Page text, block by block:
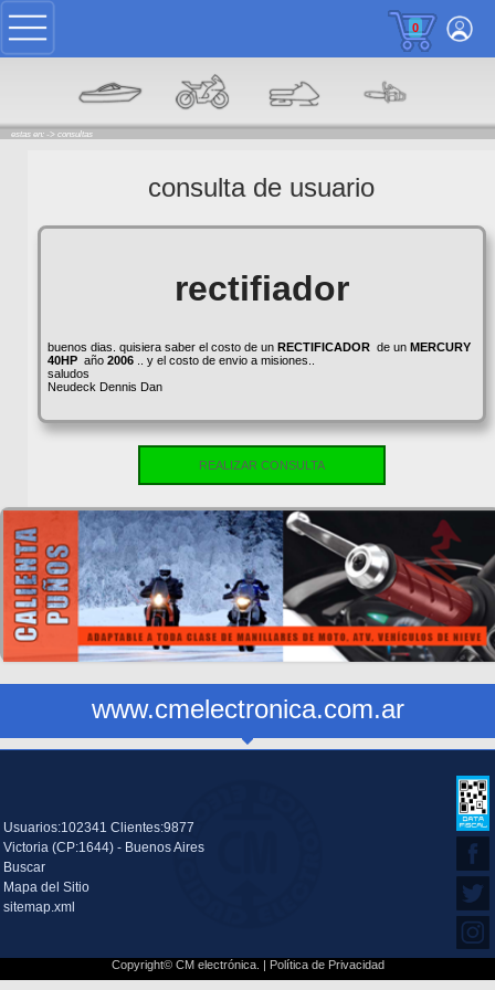
0
estas en: -> consultas
consulta de usuario
rectifiador
buenos dias. quisiera saber el costo de un RECTIFICADORde un MERCURY
40HPaño 2006.. y el costo de envio a misiones..
saludos
Neudeck Dennis Dan
REALIZAR CONSULTA
www.cmelectronica.com.ar
Usuarios:102341 Clientes:9877
Victoria (CP:1644) - Buenos Aires
Buscar
Mapa del Sitio
sitemap.xml
Copyright© CM electrónica. | Política de Privacidad